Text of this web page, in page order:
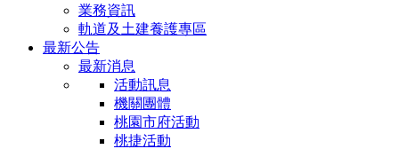
業務資訊
軌道及土建養護專區
最新公告
最新消息
活動訊息
機關團體
桃園市府活動
桃捷活動